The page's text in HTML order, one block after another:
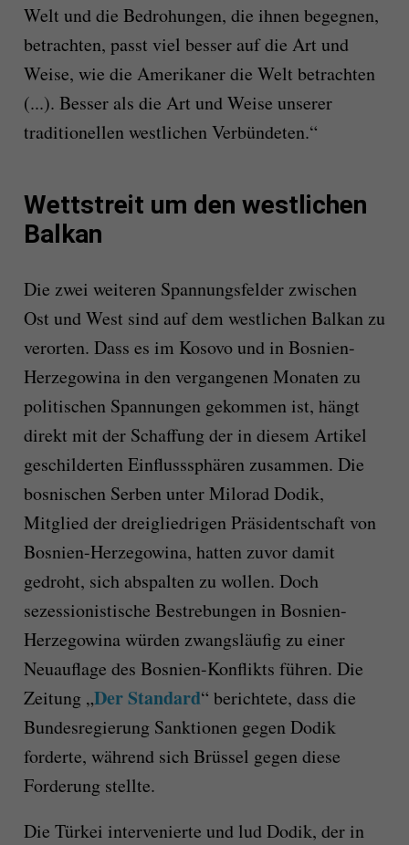
Welt und die Bedrohungen, die ihnen begegnen,
betrachten, passt viel besser auf die Art und
Weise, wie die Amerikaner die Welt betrachten
(...). Besser als die Art und Weise unserer
traditionellen westlichen Verbündeten.“
Wettstreit um den westlichen
Balkan
Die zwei weiteren Spannungsfelder zwischen
Ost und West sind auf dem westlichen Balkan zu
verorten. Dass es im Kosovo und in Bosnien-
Herzegowina in den vergangenen Monaten zu
politischen Spannungen gekommen ist, hängt
direkt mit der Schaffung der in diesem Artikel
geschilderten Einflusssphären zusammen. Die
bosnischen Serben unter Milorad Dodik,
Mitglied der dreigliedrigen Präsidentschaft von
Bosnien-Herzegowina, hatten zuvor damit
gedroht, sich abspalten zu wollen. Doch
sezessionistische Bestrebungen in Bosnien-
Herzegowina würden zwangsläufig zu einer
Neuauflage des Bosnien-Konflikts führen. Die
Zeitung „Der Standard“ berichtete, dass die
Bundesregierung Sanktionen gegen Dodik
forderte, während sich Brüssel gegen diese
Forderung stellte.
Die Türkei intervenierte und lud Dodik, der in